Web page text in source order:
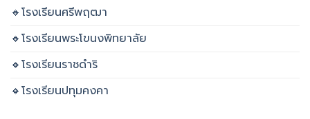
🔸โรงเรียนศรีพฤฒา
🔸โรงเรียนพระโขนงพิทยาลัย
🔸โรงเรียนราชดำริ
🔸โรงเรียนปทุมคงคา